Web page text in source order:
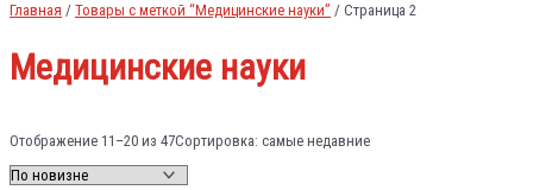
Главная / Товары с меткой “Медицинские науки” / Страница 2
Медицинские науки
Отображение 11–20 из 47Сортировка: самые недавние